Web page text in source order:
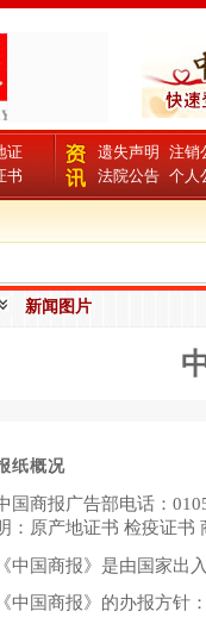
证
书
遗失声明
注销
法院公告 个人
新闻图片
纸概况
国商报广告部电话：
：原产地证书 检疫证书
《中国商报》是由国家出
《中国商报》的办报方针